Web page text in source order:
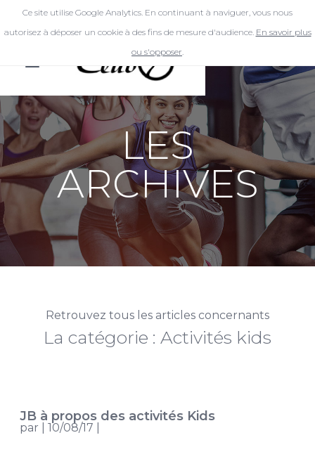
Ce site utilise Google Analytics. En continuant à naviguer, vous nous
autorisez à déposer un cookie à des fins de mesure d'audience. En savoir plus
ou s'opposer.
LES
ARCHIVES
Retrouvez tous les articles concernants
La catégorie : Activités kids
JB à propos des activités Kids
par |10/08/17